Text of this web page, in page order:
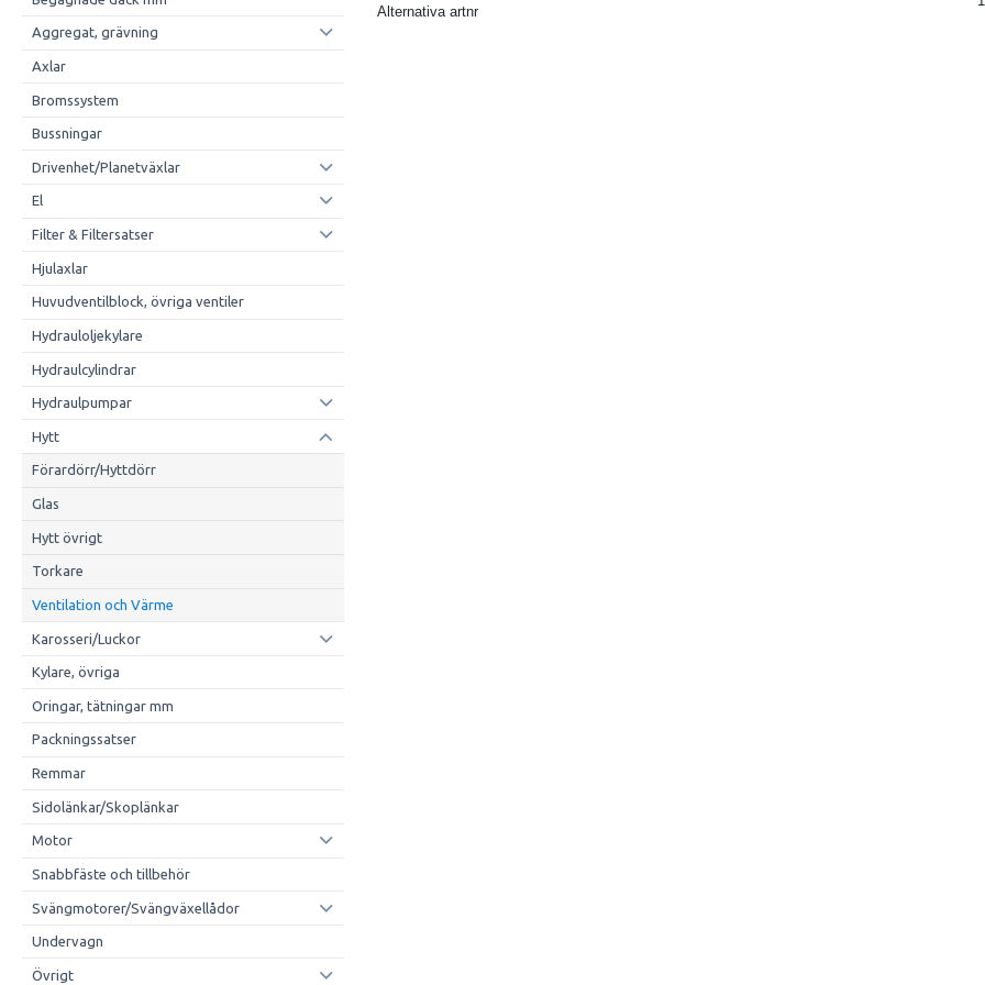
Aggregat, grävning
Axlar
Bromssystem
Bussningar
Drivenhet/Planetväxlar
El
Filter & Filtersatser
Hjulaxlar
Huvudventilblock, övriga ventiler
Hydrauloljekylare
Hydraulcylindrar
Hydraulpumpar
Hytt
Förardörr/Hyttdörr
Glas
Hytt övrigt
Torkare
Ventilation och Värme
Karosseri/Luckor
Kylare, övriga
Oringar, tätningar mm
Packningssatser
Remmar
Sidolänkar/Skoplänkar
Motor
Snabbfäste och tillbehör
Svängmotorer/Svängväxellådor
Undervagn
Övrigt
Alternativa artnr